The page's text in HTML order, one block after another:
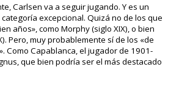
Carlsen va a seguir jugando. Y es un
excepcional. Quizá no de los que
años», como Morphy (siglo XIX), o bien
Pero, muy probablemente sí de los «de
Como Capablanca, el jugador de 1901-
que bien podría ser el más destacado